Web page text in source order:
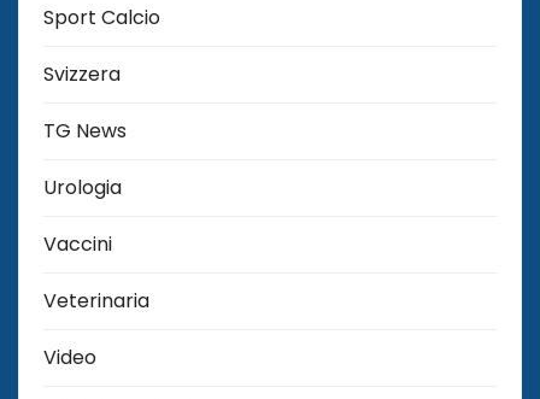
Sport Calcio
Svizzera
TG News
Urologia
Vaccini
Veterinaria
Video